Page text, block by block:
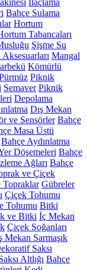
İlaçlama
Bahçe Sulama
Hortum
Tabancaları
Şişme Su
Mangal
Kömürlü
Piknik
Semaver Piknik
Depolama
Dış Mekan
ve Sensörler Bahçe
Masa Üstü
Bahçe Aydınlatma
Döşemeleri Bahçe
Ağları Bahçe
ve Çiçek
Topraklar Gübreler
Çiçek Tohumu
Tohumu Bitki
ve Bitki İç Mekan
Çiçek Soğanları
Mekan Sarmaşık
Saksı
Altlığı Bahçe